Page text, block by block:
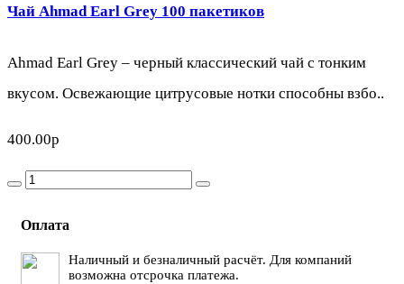
Чай Ahmad Earl Grey 100 пакетиков
Ahmad Earl Grey – черный классический чай с тонким
вкусом. Освежающие цитрусовые нотки способны взбо..
400.00р
Оплата
Наличный и безналичный расчёт. Для компаний
возможна отсрочка платежа.